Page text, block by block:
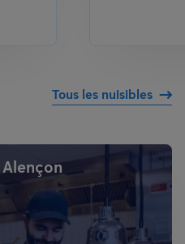
Tous les nuisibles